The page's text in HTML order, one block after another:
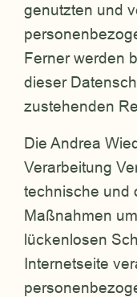
genutzten und
Ferner werden
dieser
zustehenden
Die Andrea
Verarbeitung
technische und
Maßnahmen
lückenlosen
Internetseite